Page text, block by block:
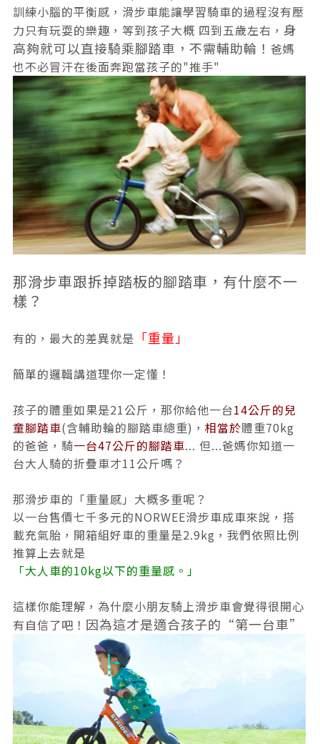
訓練小腦的平衡感，滑步車能讓學習騎車的過程沒有壓
力只有玩耍的樂趣，等到孩子大概 四到五歲左右， 身
高夠就可以直接騎乘腳踏車，不需輔助輪！ 爸媽
也不必冒汗在後面奔跑當孩子的"推手"
那滑步車跟拆掉踏板的腳踏車 ，有什麼不一
樣？
有的，最大的差異就是 「重量」
簡單的邏輯講道理你一定懂！
孩子的體重如果是21公斤，那你給他一台14公斤的兒
童腳踏車(含輔助輪的腳踏車總重)， 相當於體重70kg
的爸爸，騎一台47公斤的腳踏車... 但...爸媽你知道一
台大人騎的折疊車才11公斤嗎？
那滑步車的「重量感」大概多重呢？
以一台售價七千多元的NORWEE滑步車成車來說，搭
載充氣胎，開箱組好車的重量是2.9kg，我們依照比例
推算上去就是
「大人車的10kg以下的重量感。」
這樣你能理解，為什麼小朋友騎上滑步車會覺得很開心
有自信了吧！ 因為這才是適合孩子的“第一台車”